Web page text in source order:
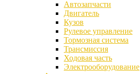
Автозапчасти
Двигатель
Кузов
Рулевое управление
Тормозная система
Трансмиссия
Ходовая часть
Электрооборудование